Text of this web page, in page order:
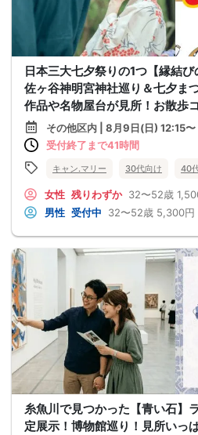
日本三大七夕祭りの1つ【縁結
佐ヶ谷神明宮神社巡り＆七夕ま
作品や名物屋台が見所！お散歩
その他区内 | 8月9日(日) 12:15〜
受付終了まで41時間
キャン.マリー 30代向け 40
女性 残りわずか 32〜52歳
男性 受付中 32〜52歳 5,300円
糸魚川で見つかった【青い石】
定展示！博物館巡り！見所いっ